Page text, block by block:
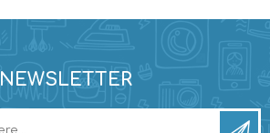
NEWSLETTER